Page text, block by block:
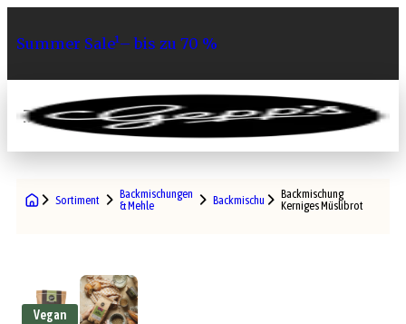
Summer Sale¹– bis zu 70 %
0
Sortiment
Backmischungen
& Mehle
BackmischungenBackmischung
Kerniges Müslibrot
Vegan